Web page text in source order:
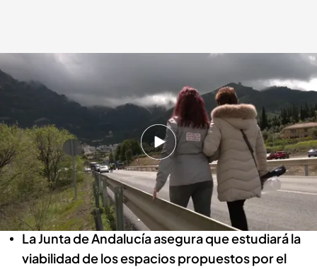
Los vecinos de Cazorla denuncian el cierre del centro de salud
Palma
Redacción digital Noticias Cuatro
15 ABR 2025 - 17:53h.
Las personas que no tienen coche deben de
recorrer 2,5 kilómetros andando para llegar al
hospital
La Junta de Andalucía asegura que estudiará la
viabilidad de los espacios propuestos por el